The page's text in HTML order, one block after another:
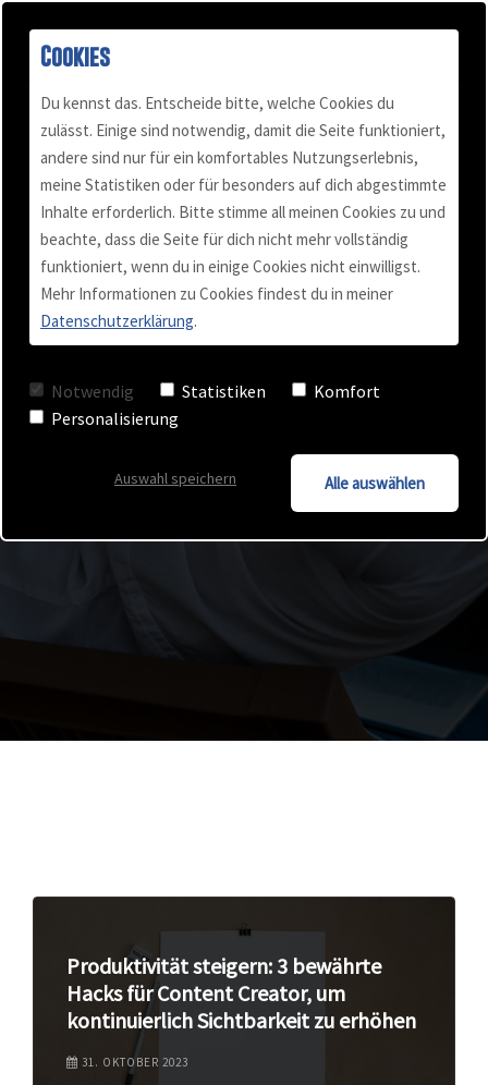
Kundenstimmen
Für Selbständige
Team Training
Business Coaching
Keynote - Vortrag
Blog
Videos
Checkliste
Termin vereinbaren
Unternehmer und Chefs
Produktivität steigern: 3 bewährte
Hacks für Content Creator, um
kontinuierlich Sichtbarkeit zu erhöhen
31. OKTOBER 2023
Cookies
Du kennst das. Entscheide bitte, welche Cookies du
zulässt. Einige sind notwendig, damit die Seite funktioniert,
andere sind nur für ein komfortables Nutzungserlebnis,
meine Statistiken oder für besonders auf dich abgestimmte
Inhalte erforderlich. Bitte stimme all meinen Cookies zu und
beachte, dass die Seite für dich nicht mehr vollständig
funktioniert, wenn du in einige Cookies nicht einwilligst.
Mehr Informationen zu Cookies findest du in meiner
Datenschutzerklärung.
Notwendig Statistiken
Komfort
Personalisierung
Auswahl speichern Alle auswählen